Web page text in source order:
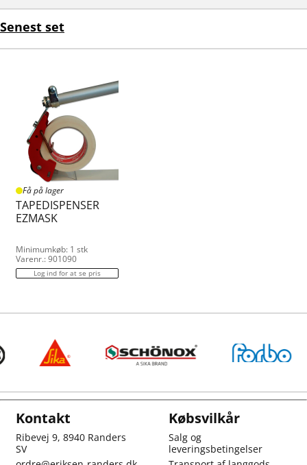
Senest set
Få på lager
TAPEDISPENSER
EZMASK
Minimumkøb: 1 stk
Varenr.: 901090
Log ind for at se pris
Kontakt
Ribevej 9, 8940 Randers
SV
Købsvilkår
Salg og
leveringsbetingelser